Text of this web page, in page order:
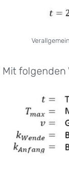
Mit folgenden